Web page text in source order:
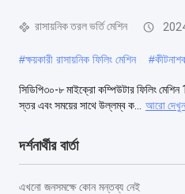
রাসায়নিক তরল ভর্তি মেশিন
#ক্ষয়কারী রাসায়নিক ফিলিং মেশিন #
সিডিপি৩০-৮ মাইক্রো কম্পিউটার ফিলিং
স্তর এবং সময়ের সাথে উল্লম্ব ক...
আরো দেখুন
দর্শনার্থীর বার্তা
এখনো জনসমক্ষে কোন মন্তব্য নেই